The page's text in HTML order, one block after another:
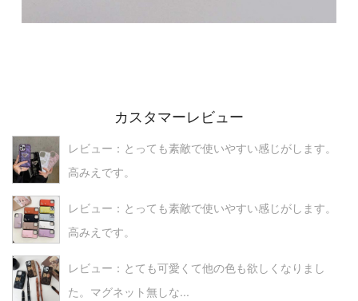
カスタマーレビュー
レビュー：とっても素敵で使いやすい感じがします。
高みえです。
レビュー：とっても素敵で使いやすい感じがします。
高みえです。
レビュー：とても可愛くて他の色も欲しくなりまし
た。マグネット無しな...